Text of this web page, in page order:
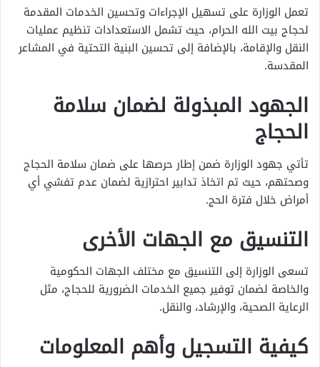
تعمل الوزارة على تسهيل الإجراءات وتحسين الخدمات المقدمة
لحجاج بيت الله الحرام، حيث تشمل الاستعدادات تنظيم عمليات
النقل والإقامة، بالإضافة إلى تحسين البنية التحتية في المشاعر
المقدسة.
الجهود المبذولة لضمان سلامة
الحجاج
تأتي جهود الوزارة ضمن إطار حرصها على ضمان سلامة الحجاج
وصحتهم، حيث تم اتخاذ تدابير احترازية لضمان عدم تفشي أي
أمراض خلال فترة الحج.
التنسيق مع الجهات الأخرى
تسعى الوزارة إلى التنسيق مع مختلف الجهات الحكومية
والخاصة لضمان توفير جميع الخدمات الضرورية للحجاج، مثل
الرعاية الصحية، والإرشاد، والنقل.
كيفية التسجيل وأهم المعلومات